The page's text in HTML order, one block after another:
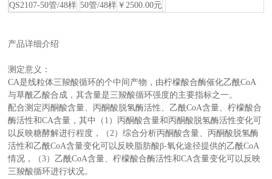
QS2107-50管/48样 50管/48样 ￥2500.00元
产品详细介绍
测定意义：
CA是线粒体三羧酸循环的个中间产物，由柠檬酸合酶催化乙酰CoA
与草酰乙酸合成，其含量是三羧酸循环强度的主要指标之一。
配合测定丙酮酸含量、丙酮酸脱氢酶活性、乙酰CoA含量、柠檬酸合
酶活性和CA含量，其中（1）丙酮酸含量和丙酮酸脱氢酶活性变化可
以反映糖酵解进行程度，（2）综合分析丙酮酸含量、丙酮酸脱氢酶
活性和乙酰CoA含量变化可以反映脂肪酸β-氧化途径提供的乙酰CoA
情况，（3）乙酰CoA含量、柠檬酸合酶活性和CA含量变化可以反映
三羧酸循环进行状况。